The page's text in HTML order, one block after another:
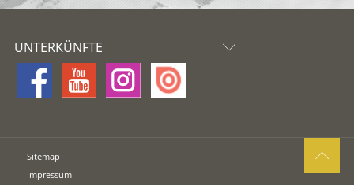
UNTERKÜNFTE
Sitemap
Impressum